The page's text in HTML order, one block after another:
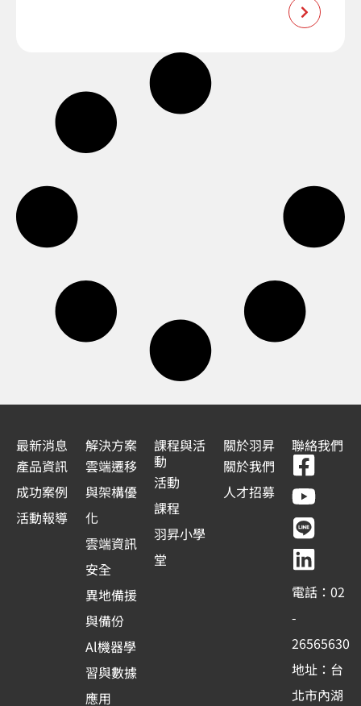
最新消息
產品資訊
成功案例
活動報導
解決方案
雲端遷移
與架構優
化
雲端資訊
安全
異地備援
與備份
Al機器學
習與數據
應用
課程與活
動
活動
課程
羽昇小學
堂
關於羽昇
關於我們
人才招募
聯絡我們
F
a
c
e
b
o
o
k
-
s
Y
o
u
t
u
b
e
L
i
n
e
L
i
n
k
e
d
i
n
電話：02
-
26565630
地址：台
北市內湖